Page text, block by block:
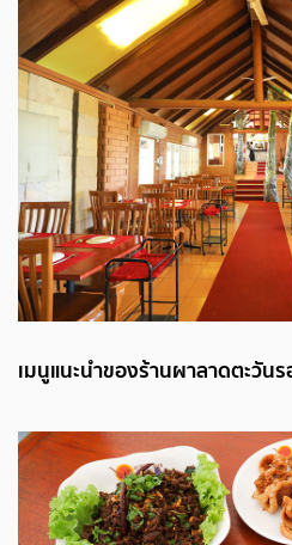
เมนูแนะนำของร้านผาลาดตะวัน